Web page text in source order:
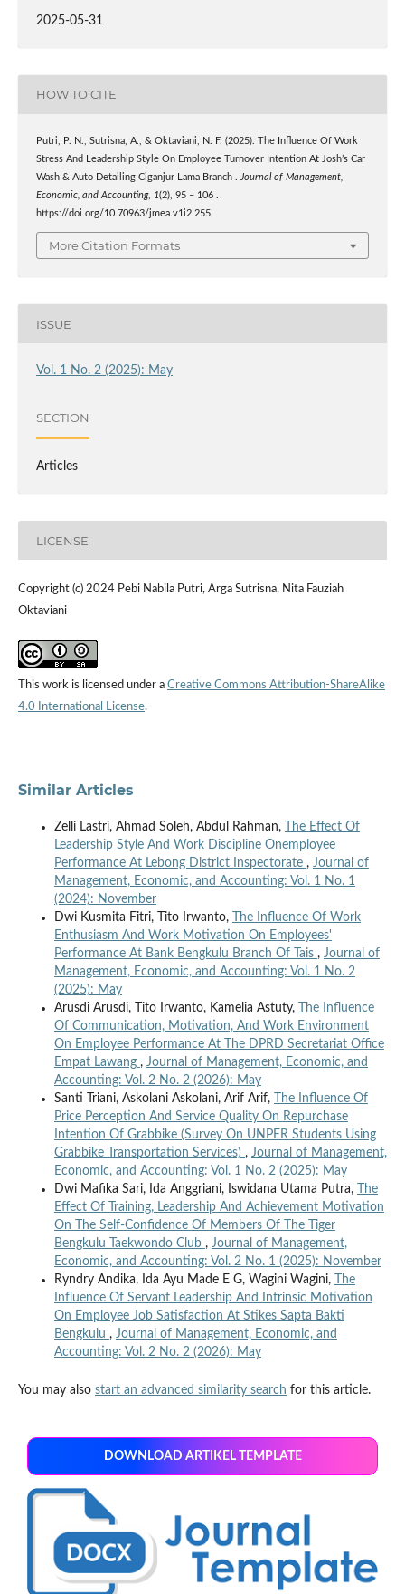
2025-05-31
HOW TO CITE
Putri, P. N., Sutrisna, A., & Oktaviani, N. F. (2025). The Influence Of Work
Stress And Leadership Style On Employee Turnover Intention At Josh’s Car
Wash & Auto Detailing Ciganjur Lama Branch .
Journal of Management,
Economic, and Accounting, 1(2), 95 – 106 .
https://doi.org/10.70963/jmea.v1i2.255
More Citation Formats
ISSUE
Vol. 1 No. 2 (2025): May
SECTION
Articles
LICENSE
Copyright (c) 2024 Pebi Nabila Putri, Arga Sutrisna, Nita Fauziah
Oktaviani
This work is licensed under a Creative Commons Attribution-ShareAlike
4.0 International License.
Similar Articles
Zelli Lastri, Ahmad Soleh, Abdul Rahman,
The Effect Of
Leadership Style And Work Discipline Onemployee
Performance At Lebong District Inspectorate , Journal of
Management, Economic, and Accounting: Vol. 1 No. 1
(2024): November
Dwi Kusmita Fitri, Tito Irwanto,
The Influence Of Work
Enthusiasm And Work Motivation On Employees'
Performance At Bank Bengkulu Branch Of Tais , Journal of
Management, Economic, and Accounting: Vol. 1 No. 2
(2025): May
Arusdi Arusdi, Tito Irwanto, Kamelia Astuty,
The Influence
Of Communication, Motivation, And Work Environment
On Employee Performance At The DPRD Secretariat Office
Empat Lawang , Journal of Management, Economic, and
Accounting: Vol. 2 No. 2 (2026): May
Santi Triani, Askolani Askolani, Arif Arif,
The Influence Of
Price Perception And Service Quality On Repurchase
Intention Of Grabbike (Survey On UNPER Students Using
Grabbike Transportation Services) , Journal of Management,
Economic, and Accounting: Vol. 1 No. 2 (2025): May
Dwi Mafika Sari, Ida Anggriani, Iswidana Utama Putra,
The
Effect Of Training, Leadership And Achievement Motivation
On The Self-Confidence Of Members Of The Tiger
Bengkulu Taekwondo Club , Journal of Management,
Economic, and Accounting: Vol. 2 No. 1 (2025): November
Ryndry Andika, Ida Ayu Made E G, Wagini Wagini,
The
Influence Of Servant Leadership And Intrinsic Motivation
On Employee Job Satisfaction At Stikes Sapta Bakti
Bengkulu , Journal of Management, Economic, and
Accounting: Vol. 2 No. 2 (2026): May
You may also start an advanced similarity search for this article.
DOWNLOAD ARTIKEL TEMPLATE